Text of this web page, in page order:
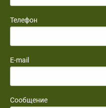
Телефон
E-mail
Сообщение